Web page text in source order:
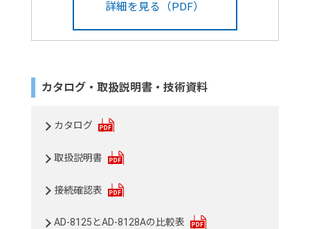
詳細を見る（PDF）
カタログ・取扱説明書・技術資料
カタログ
取扱説明書
接続確認表
AD-8125とAD-8128Aの比較表